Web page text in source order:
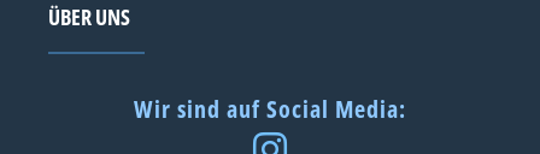
ÜBER UNS
Wir sind auf Social Media: